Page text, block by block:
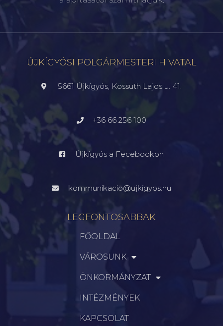
ÚJKÍGYÓSI POLGÁRMESTERI HIVATAL
5661 Újkígyós, Kossuth Lajos u. 41.
+36 66 256 100
Újkígyós a Fecebookon
kommunikacio@ujkigyos.hu
LEGFONTOSABBAK
FŐOLDAL
VÁROSUNK
ÖNKORMÁNYZAT
INTÉZMÉNYEK
KAPCSOLAT